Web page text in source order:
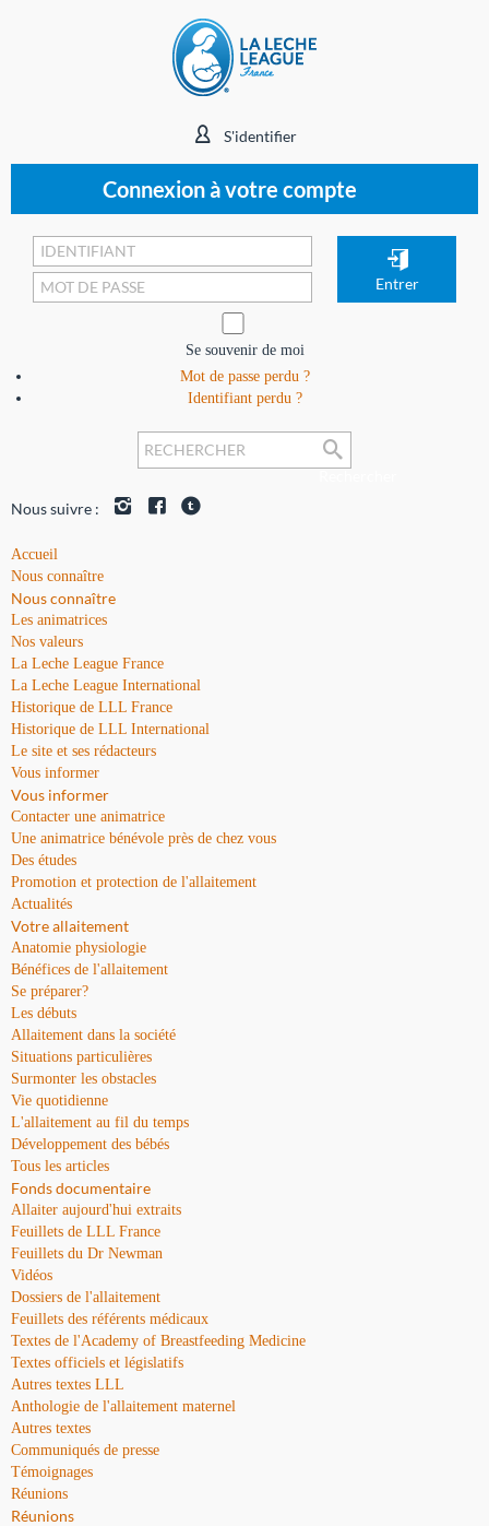
S'identifier
Connexion à votre compte
Se souvenir de moi
Mot de passe perdu ?
Identifiant perdu ?
Nous suivre :
Accueil
Nous connaître
Nous connaître
Les animatrices
Nos valeurs
La Leche League France
La Leche League International
Historique de LLL France
Historique de LLL International
Le site et ses rédacteurs
Vous informer
Vous informer
Contacter une animatrice
Une animatrice bénévole près de chez vous
Des études
Promotion et protection de l'allaitement
Actualités
Votre allaitement
Anatomie physiologie
Bénéfices de l'allaitement
Se préparer?
Les débuts
Allaitement dans la société
Situations particulières
Surmonter les obstacles
Vie quotidienne
L'allaitement au fil du temps
Développement des bébés
Tous les articles
Fonds documentaire
Allaiter aujourd'hui extraits
Feuillets de LLL France
Feuillets du Dr Newman
Vidéos
Dossiers de l'allaitement
Feuillets des référents médicaux
Textes de l'Academy of Breastfeeding Medicine
Textes officiels et législatifs
Autres textes LLL
Anthologie de l'allaitement maternel
Autres textes
Communiqués de presse
Témoignages
Réunions
Réunions